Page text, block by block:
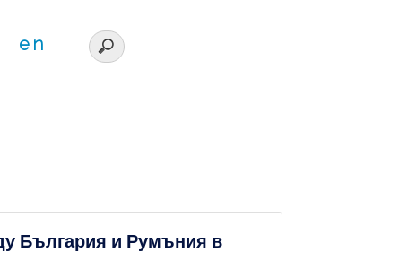
en
България и Румъния в